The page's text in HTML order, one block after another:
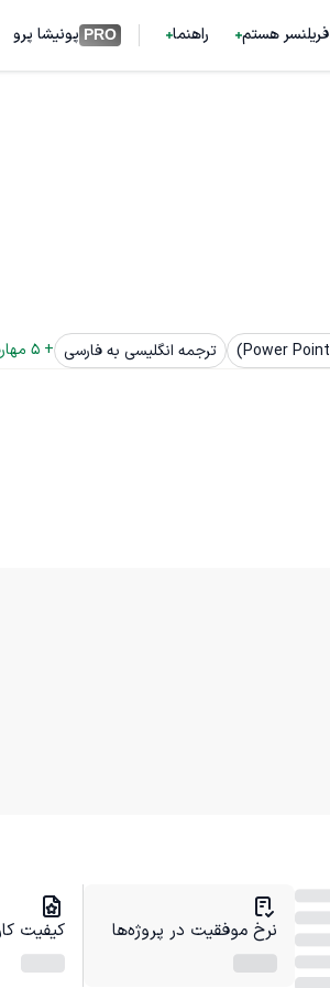
فریلنسر هستم راهنما PRO پونیشا پرو
ترجمه انگلیسی به فارسی +
5
نرخ موفقیت در پروژه‌ها کیفیت